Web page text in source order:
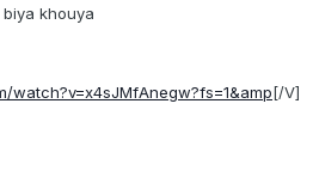
khouya
watch?v=x4sJMfAnegw?fs=1&amp[/V]